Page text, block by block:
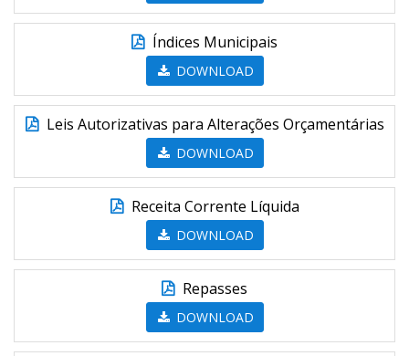
Índices Municipais
DOWNLOAD
Leis Autorizativas para Alterações Orçamentárias
DOWNLOAD
Receita Corrente Líquida
DOWNLOAD
Repasses
DOWNLOAD